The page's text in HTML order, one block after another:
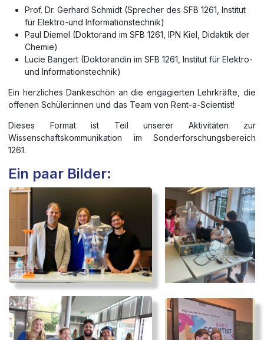
Prof. Dr. Gerhard Schmidt (Sprecher des SFB 1261, Institut
für Elektro-und Informationstechnik)
Paul Diemel (Doktorand im SFB 1261, IPN Kiel, Didaktik der
Chemie)
Lucie Bangert (Doktorandin im SFB 1261, Institut für Elektro-
und Informationstechnik)
Ein herzliches Dankeschön an die engagierten Lehrkräfte, die
offenen Schüler:innen und das Team von Rent-a-Scientist!
Dieses Format ist Teil unserer Aktivitäten zur
Wissenschaftskommunikation im Sonderforschungsbereich
1261.
Ein paar Bilder: